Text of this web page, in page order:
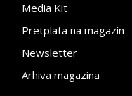
Media Kit
Pretplata na magazin
Newsletter
Arhiva magazina